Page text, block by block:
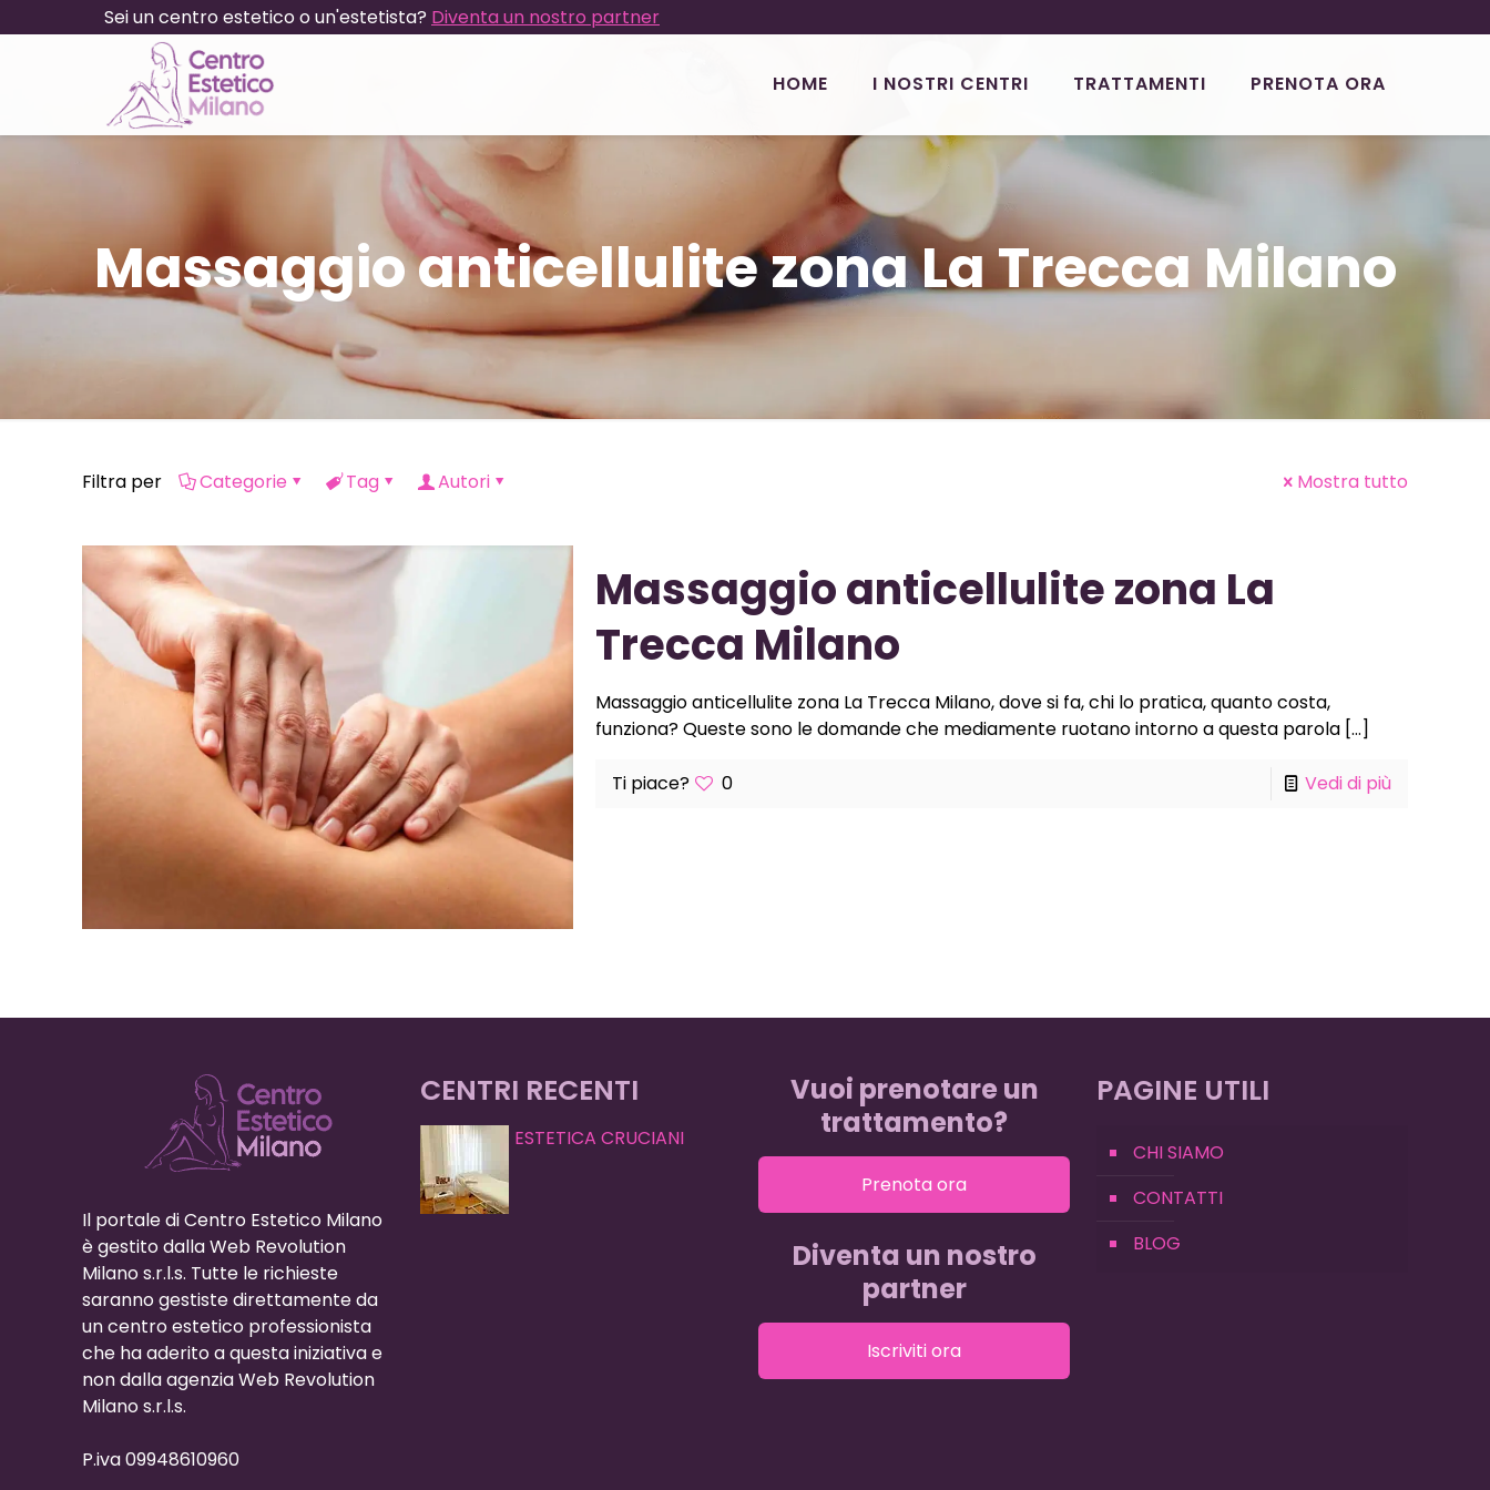
Sei un centro estetico o un'estetista? Diventa un nostro partner
HOME I NOSTRI CENTRI TRATTAMENTI PRENOTA ORA
Massaggio anticellulite zona La Trecca Milano
Filtra per Categorie Tag Autori Mostra tutto
Massaggio anticellulite zona La
Trecca Milano
Massaggio anticellulite zona La Trecca Milano, dove si fa, chi lo pratica, quanto costa,
funziona? Queste sono le domande che mediamente ruotano intorno a questa parola[…]
Ti piace? 0 Vedi di più
Il portale di Centro Estetico Milano
è gestito dalla Web Revolution
Milano s.r.l.s. Tutte le richieste
saranno gestiste direttamente da
un centro estetico professionista
che ha aderito a questa iniziativa e
non dalla agenzia Web Revolution
Milano s.r.l.s.
P.iva 09948610960
CENTRI RECENTI
ESTETICA CRUCIANI
Vuoi prenotare un
trattamento?
Prenota ora
Diventa un nostro
partner
Iscriviti ora
PAGINE UTILI
CHI SIAMO
CONTATTI
BLOG